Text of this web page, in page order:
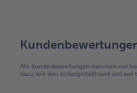
Alle Kundenbewertungen stammen von
dazu, wie dies sichergestellt wird und